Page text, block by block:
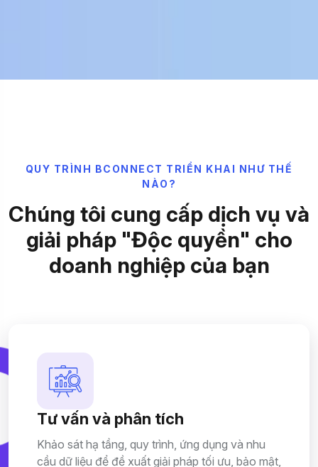
QUY TR ÌN H BC ON NE CT T RI ỂN KHA I NH Ư TH Ế
N ÀO ?
Chúng tôi cung cấp dịch vụ và
giải pháp "Độc quyền" cho
doanh nghiệp của bạn
Tư vấn và phân tích
Khảo sát hạ tầng, quy trình, ứng dụng và nhu
cầu dữ liệu để đề xuất giải pháp tối ưu, bảo mật,